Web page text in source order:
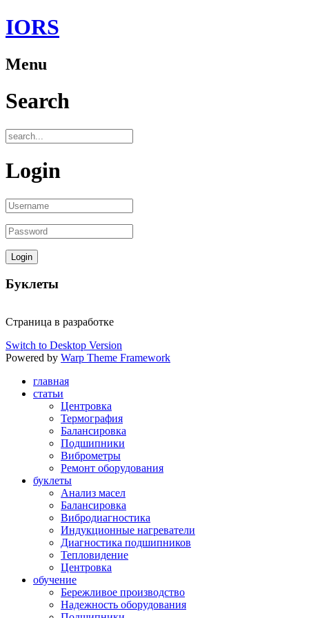
IORS
Menu
Search
Login
Буклеты
Страница в разработке
Switch to Desktop Version
Powered by Warp Theme Framework
главная
статьи
Центровка
Термография
Балансировка
Подшипники
Виброметры
Ремонт оборудования
буклеты
Анализ масел
Балансировка
Вибродиагностика
Индукционные нагреватели
Диагностика подшипников
Тепловидение
Центровка
обучение
Бережливое производство
Надежность оборудования